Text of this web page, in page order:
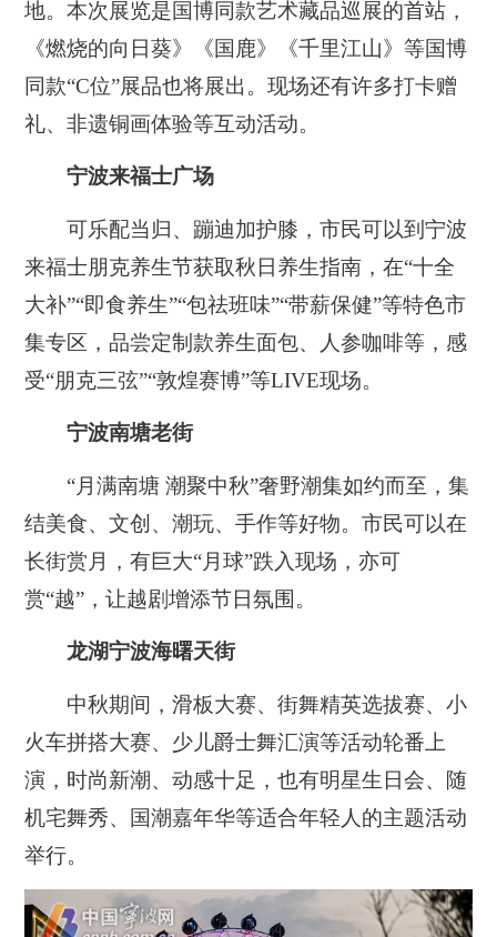
地。本次展览是国博同款艺术藏品巡展的首站，
《燃烧的向日葵》《国鹿》《千里江山》等国博
同款“C位”展品也将展出。现场还有许多打卡赠
礼、非遗铜画体验等互动活动。
宁波来福士广场
可乐配当归、蹦迪加护膝，市民可以到宁波
来福士朋克养生节获取秋日养生指南，在“十全
大补”“即食养生”“包祛班味”“带薪保健”等特色市
集专区，品尝定制款养生面包、人参咖啡等，感
受“朋克三弦”“敦煌赛博”等LIVE现场。
宁波南塘老街
“月满南塘 潮聚中秋”奢野潮集如约而至，集
结美食、文创、潮玩、手作等好物。市民可以在
长街赏月，有巨大“月球”跌入现场，亦可
赏“越”，让越剧增添节日氛围。
龙湖宁波海曙天街
中秋期间，滑板大赛、街舞精英选拔赛、小
火车拼搭大赛、少儿爵士舞汇演等活动轮番上
演，时尚新潮、动感十足，也有明星生日会、随
机宅舞秀、国潮嘉年华等适合年轻人的主题活动
举行。